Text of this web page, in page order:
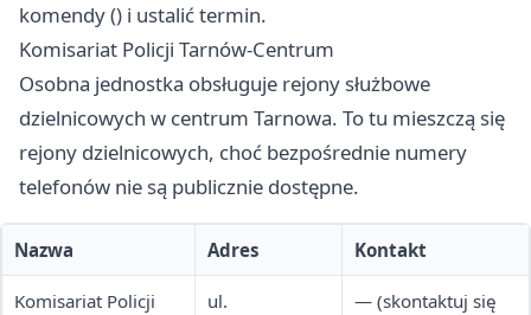
komendy () i ustalić termin.
Komisariat Policji Tarnów-Centrum
Osobna jednostka obsługuje rejony służbowe
dzielnicowych w centrum Tarnowa. To tu mieszczą się
rejony dzielnicowych, choć bezpośrednie numery
telefonów nie są publicznie dostępne.
Nazwa Adres Kontakt
Komisariat Policji
ul.
— (skontaktuj się